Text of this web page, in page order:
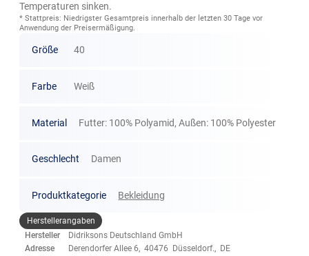
Temperaturen sinken.
* Stattpreis: Niedrigster Gesamtpreis innerhalb der letzten 30 Tage vor
Anwendung der Preisermäßigung.
Größe 40
Farbe Weiß
Material Futter: 100% Polyamid, Außen: 100% Polyester
Geschlecht Damen
Produktkategorie Bekleidung
Herstellerangaben
Hersteller
Didriksons Deutschland GmbH
Adresse
Derendorfer Allee 6, 40476 Düsseldorf., DE